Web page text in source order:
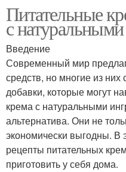
Питательные
с
Введение
Современный мир
средств, но многие из
добавки, которые могут
крема с натуральными
альтернатива. Они не
экономически выгодны. В
рецепты питательных
приготовить у себя дома.